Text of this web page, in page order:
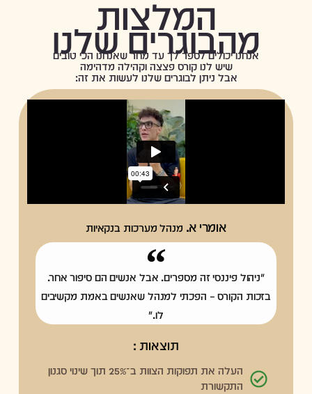
אישית ותודעה
המלצות
מהבוגרים שלנו
אנחנו יכולים לספר לך עד מחר שאנחנו הכי טובים
שיש לנו קורס פצצה וקהילה מדהימה
אבל ניתן לבוגרים שלנו לעשות את זה:
אומרי א. מנהל מערכות בנקאיות
"ניהול פיננסי זה מספרים. אבל אנשים הם סיפור אחר.
בזכות הקורס – הפכתי למנהל שאנשים באמת מקשיבים
לו."
תוצאות :
העלה את תפוקות הצוות ב־25% תוך שינוי סגנון
התקשורת